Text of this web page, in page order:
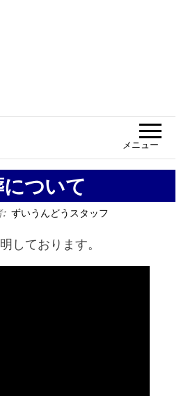
メニュー
ついて
: ずいうんどうスタッフ
しております。